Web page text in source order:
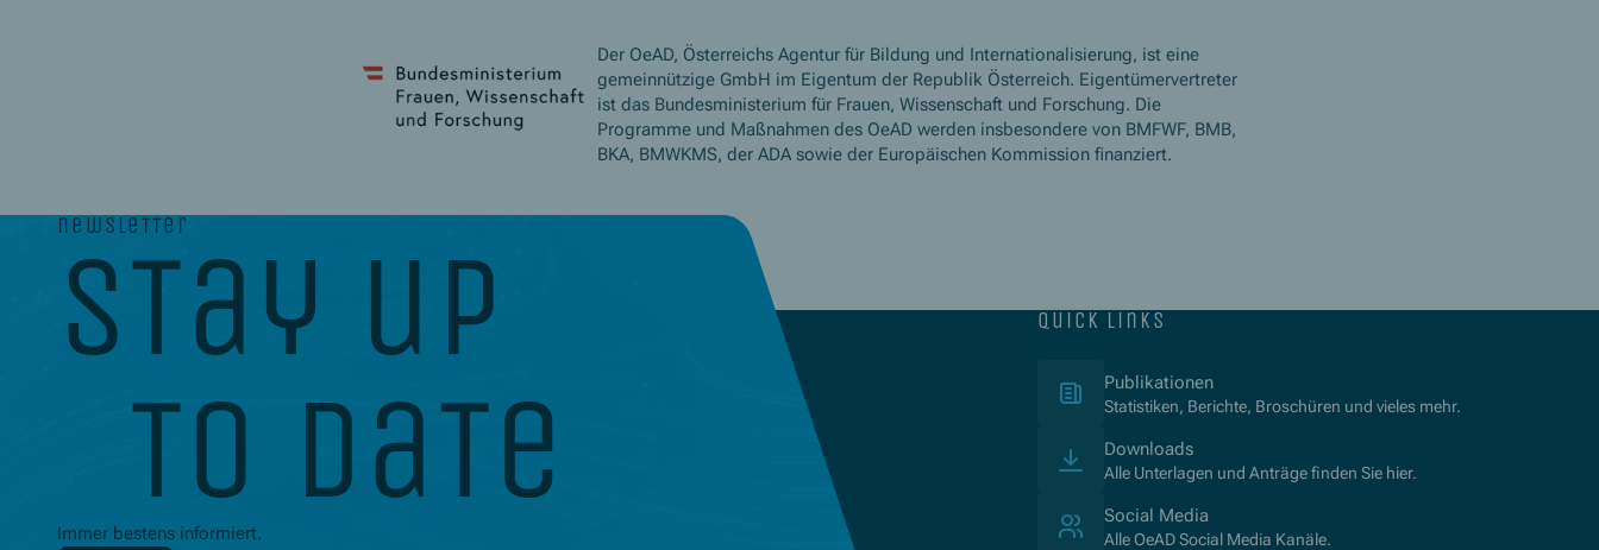
Der OeAD, Österreichs Agentur für Bildung und Internationalisierung, ist eine
gemeinnützige GmbH im Eigentum der Republik Österreich. Eigentümervertreter
ist das Bundesministerium für Frauen, Wissenschaft und Forschung. Die
Programme und Maßnahmen des OeAD werden insbesondere von BMFWF, BMB,
BKA, BMWKMS, der ADA sowie der Europäischen Kommission finanziert.
newsletter
stay up
to date
Immer bestens informiert.
quick links
Publikationen(Opens in new window)
Statistiken, Berichte, Broschüren und vieles mehr.
Downloads
Alle Unterlagen und Anträge finden Sie hier.
Social Media
Alle OeAD Social Media Kanäle.